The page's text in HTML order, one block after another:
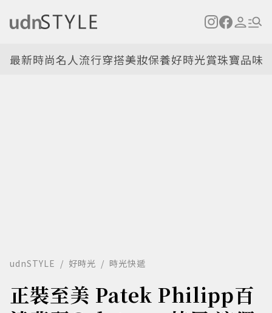
最新時尚名人流行穿搭美妝保養好時光賞珠寶品味
udnSTYLE 好時光 時光快遞
正裝至美 Patek Philipp百